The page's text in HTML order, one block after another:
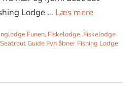
Lodge … Læs mere
Funen, Fiskelodge, Fiskelodge
Seatrout Guide Fyn åbner Fishing Lodge